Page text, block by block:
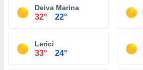
Deiva Marina
32° 22°
Lerici
33° 24°